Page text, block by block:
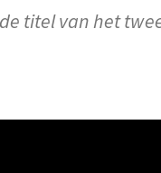
de titel van het